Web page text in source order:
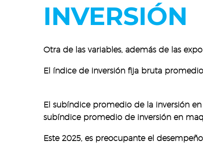
INVERSIÓN
Otra de las variables, además de las
El índice de inversión fija bruta
El subíndice promedio de la inversión
subíndice promedio de inversión en
Este 2025, es preocupante el